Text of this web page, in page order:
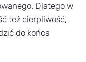
Dlatego w
też cierpliwość,
do końca